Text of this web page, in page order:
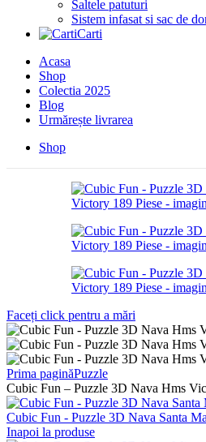
Saltele patuturi
Sistem infasat si sac de
Carti
Acasa
Shop
Colectia 2025
Blog
Urmărește livrarea
Shop
Faceți click pentru a mări
Prima paginăPuzzle
Cubic Fun – Puzzle 3D Nava Hms
Cubic Fun - Puzzle 3D Nava Santa
Inapoi la produse